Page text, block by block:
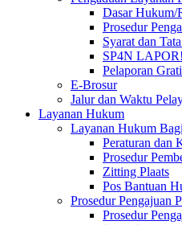
Dasar Hukum/
Prosedur
Syarat dan
SP4N LAPOR!
Pelaporan
E-Brosur
Jalur dan Waktu
Layanan Hukum
Layanan Hukum
Peraturan dan
Prosedur
Zitting Plaats
Pos Bantuan
Prosedur Pengajuan
Prosedur